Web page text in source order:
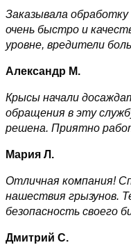
Заказывала
очень быстро и
уровне, вредители
Александр М.
Крысы начали
обращения в эту
решена. Приятно
Мария Л.
Отличная компания!
нашествия грызунов.
безопасность своего
Дмитрий С.